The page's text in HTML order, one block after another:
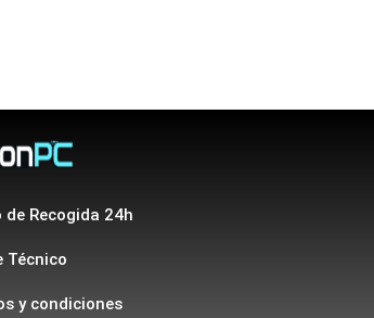
de Recogida 24h
Técnico
y condiciones